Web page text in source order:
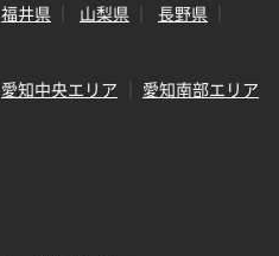
福井県 山梨県
長野県
愛知中央エリア
愛知南部エリア